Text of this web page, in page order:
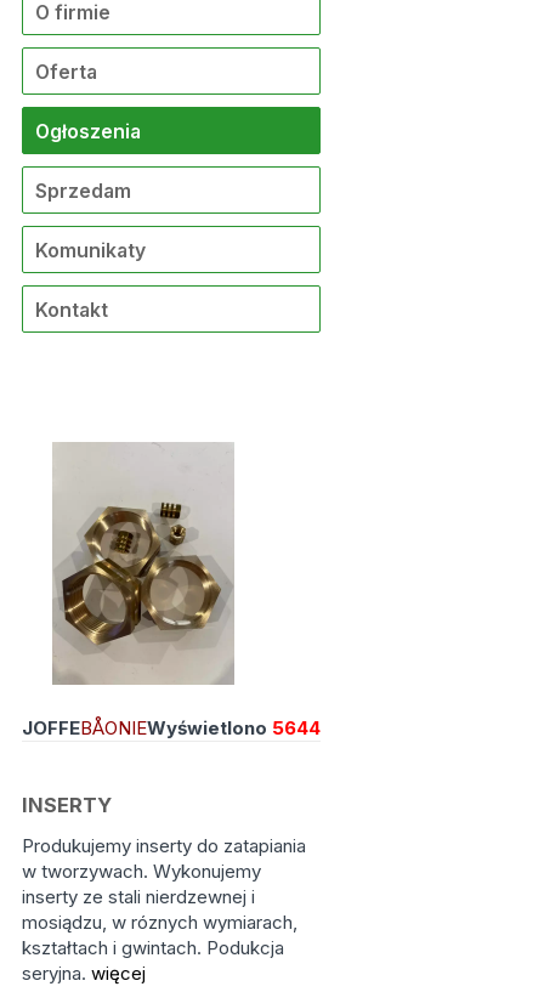
O firmie
Oferta
Ogłoszenia
Sprzedam
Komunikaty
Kontakt
JOFFEBÅONIEWyświetlono 5644
INSERTY
Produkujemy inserty do zatapiania
w tworzywach. Wykonujemy
inserty ze stali nierdzewnej i
mosiądzu, w róznych wymiarach,
kształtach i gwintach. Podukcja
seryjna. więcej